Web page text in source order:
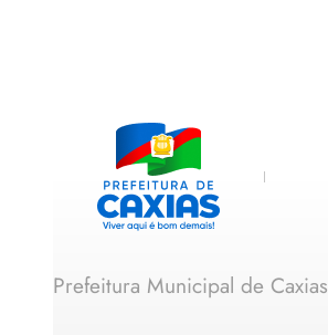
Prefeitura Municipal de Caxias